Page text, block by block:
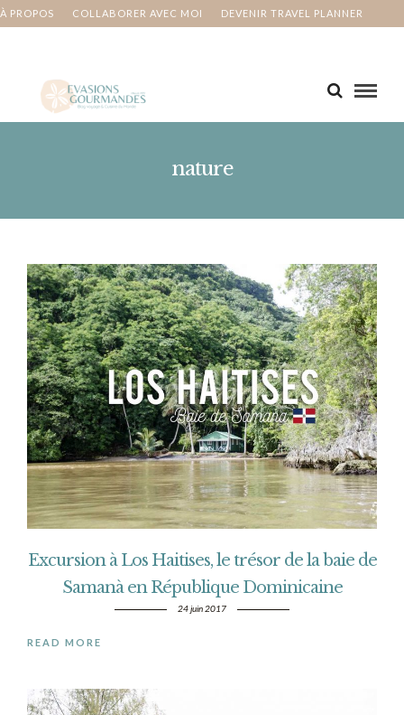
À PROPOS COLLABORER AVEC MOI DEVENIR TRAVEL PLANNER
nature
Excursion à Los Haitises, le trésor de la baie de
Samanà en République Dominicaine
24 juin 2017
READ MORE